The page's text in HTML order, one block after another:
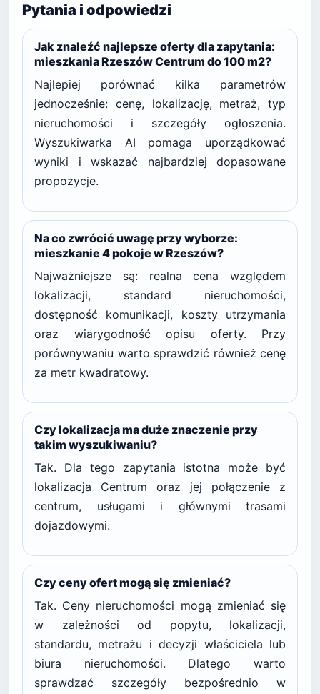
Pytania i odpowiedzi
Jak znaleźć najlepsze oferty dla zapytania:
mieszkania Rzeszów Centrum do 100 m2?
Najlepiej porównać kilka parametrów
jednocześnie: cenę, lokalizację, metraż, typ
nieruchomości i szczegóły ogłoszenia.
Wyszukiwarka AI pomaga uporządkować
wyniki i wskazać najbardziej dopasowane
propozycje.
Na co zwrócić uwagę przy wyborze:
mieszkanie 4 pokoje w Rzeszów?
Najważniejsze są: realna cena względem
lokalizacji, standard nieruchomości,
dostępność komunikacji, koszty utrzymania
oraz wiarygodność opisu oferty. Przy
porównywaniu warto sprawdzić również cenę
za metr kwadratowy.
Czy lokalizacja ma duże znaczenie przy
takim wyszukiwaniu?
Tak. Dla tego zapytania istotna może być
lokalizacja Centrum oraz jej połączenie z
centrum, usługami i głównymi trasami
dojazdowymi.
Czy ceny ofert mogą się zmieniać?
Tak. Ceny nieruchomości mogą zmieniać się
w zależności od popytu, lokalizacji,
standardu, metrażu i decyzji właściciela lub
biura nieruchomości. Dlatego warto
sprawdzać szczegóły bezpośrednio w